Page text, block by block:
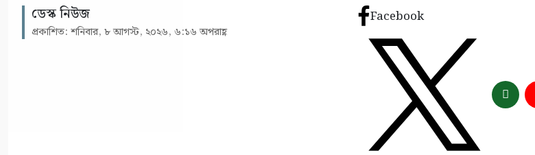
ডেস্ক নিউজ
প্রকাশিত: শনিবার, ৮ আগস্ট, ২০২৬, ৬:১৬ অপরাহ্ণ
Facebook